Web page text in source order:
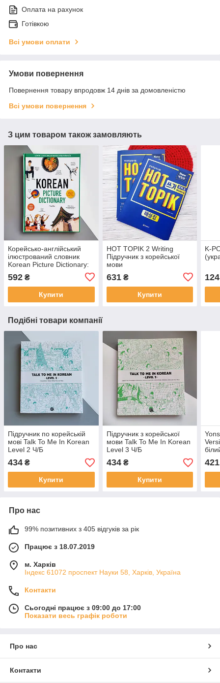
Оплата на рахунок
Готівкою
Всі умови оплати
Умови повернення
Повернення товару впродовж 14 днів за домовленістю
Всі умови повернення
З цим товаром також замовляють
Корейсько-англійський
ілюстрований словник
Korean Picture Dictionary:
Learn 1,500 Korean Words
and Phrases
592 ₴
Купити
HOT TOPIK 2 Writing
Підручник з корейської
мови
631₴
Купити
K-
124
Подібні товари компанії
Підручник по корейській
мові Talk To Me In Korean
Level 2 Ч/Б
434 ₴
Купити
Підручник з корейської
мови Talk To Me In Korean
Level 3 Ч/Б
434₴
Купити
421
Про нас
99% позитивних з 405 відгуків за рік
Працює з 18.07.2019
м. Харків
Індекс 61072 проспект Науки 58, Харків, Україна
Контакти
Сьогодні працює з 09:00 до 17:00
Показати весь графік роботи
Про нас
Контакти